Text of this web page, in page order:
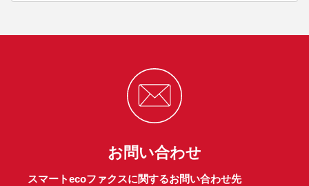
お問い合わせ
スマートecoファクスに関するお問い合わせ先